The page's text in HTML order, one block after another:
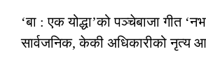
‘बा : एक योद्धा’को पञ्चेबाजा गीत
सार्वजनिक, केकी अधिकारीको नृत्य